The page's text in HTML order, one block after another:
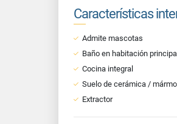
Características
Admite mascotas
Baño en habitación principal
Cocina integral
Suelo de cerámica / mármol
Extractor